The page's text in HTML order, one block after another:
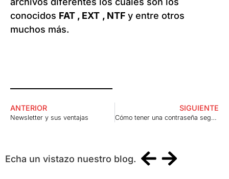
conocidos FAT , EXT , NTF y entre otros
muchos más.
ANTERIOR
Newsletter y sus ventajas
SIGUIENTE
Cómo tener una contraseña segura. Es más fácil de lo que parece.
Echa un vistazo nuestro blog.